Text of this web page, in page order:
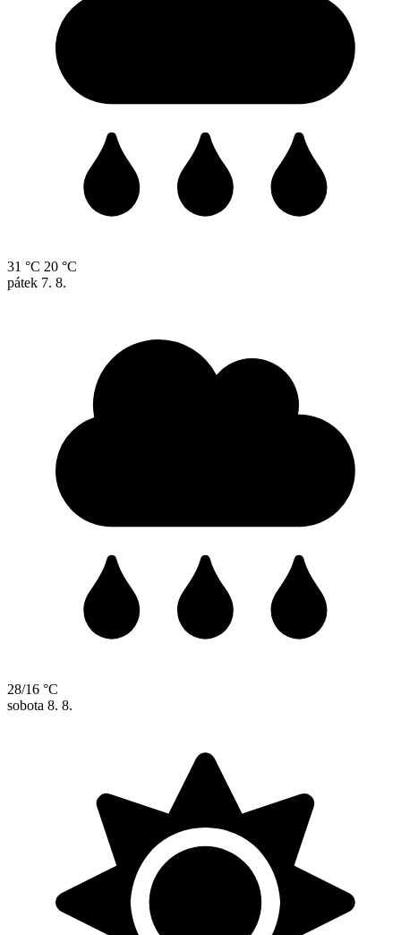
31 °C 20 °C
pátek 7. 8.
28/16 °C
sobota 8. 8.